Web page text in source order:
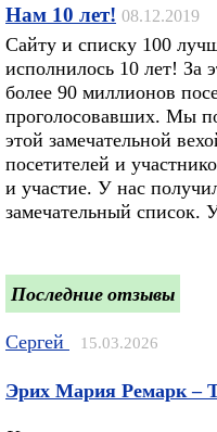
Нам 10 лет! 08.12.2019
Сайту и списку 100
исполнилось 10 лет! За
более 90 миллионов
проголосовавших. Мы
этой замечательной
посетителей и
и участие. У нас
замечательный список.
Последние отзывы
Сергей 15.03.2026
Эрих Мария Ремарк –